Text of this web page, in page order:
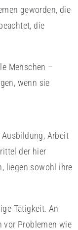
geworden, die
die
Menschen –
wenn sie
Arbeit
der hier
liegen sowohl ihre
Tätigkeit. An
vor Problemen wie